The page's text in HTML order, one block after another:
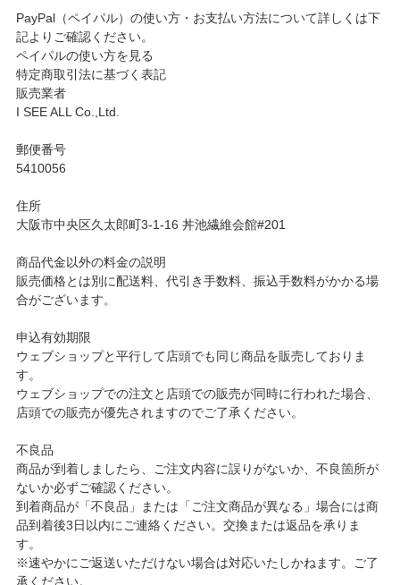
PayPal（ペイパル）の使い方・お支払い方法について詳しくは下
記よりご確認ください。
ペイパルの使い方を見る
特定商取引法に基づく表記
販売業者
I SEE ALL Co.,Ltd.
郵便番号
5410056
住所
大阪市中央区久太郎町3-1-16 丼池繊維会館#201
商品代金以外の料金の説明
販売価格とは別に配送料、代引き手数料、振込手数料がかかる場
合がございます。
申込有効期限
ウェブショップと平行して店頭でも同じ商品を販売しておりま
す。
ウェブショップでの注文と店頭での販売が同時に行われた場合、
店頭での販売が優先されますのでご了承ください。
不良品
商品が到着しましたら、ご注文内容に誤りがないか、不良箇所が
ないか必ずご確認ください。
到着商品が「不良品」または「ご注文商品が異なる」場合には商
品到着後3日以内にご連絡ください。交換または返品を承りま
す。
※速やかにご返送いただけない場合は対応いたしかねます。ご了
承ください。